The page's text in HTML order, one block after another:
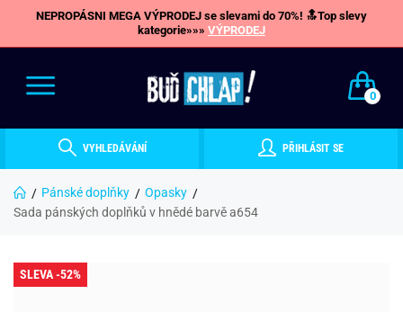
NEPROPÁSNI MEGA VÝPRODEJ se slevami do 70%! 🔝Top slevy
kategorie»»» VÝPRODEJ
0
VYHLEDÁVÁNÍ PŘIHLÁSIT SE
Pánské doplňky
Opasky
Sada pánských doplňků v hnědé barvě a654
SLEVA -52%